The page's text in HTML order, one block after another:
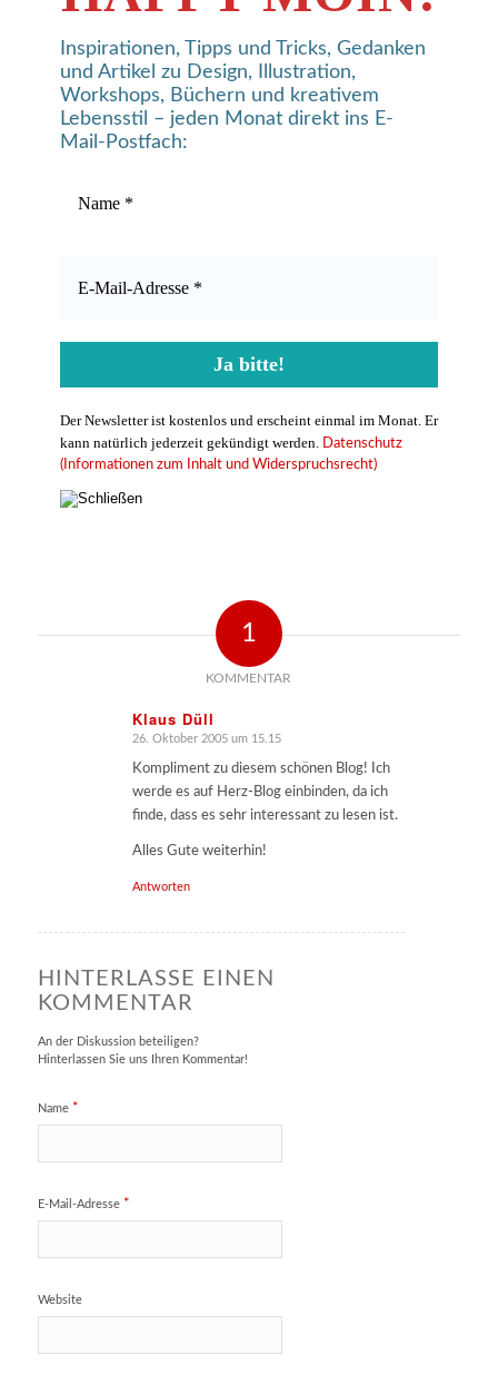
Inspirationen, Tipps und Tricks, Gedanken
und Artikel zu Design, Illustration,
Workshops, Büchern und kreativem
Lebensstil – jeden Monat direkt ins E-
Mail-Postfach:
Der Newsletter ist kostenlos und erscheint einmal im Monat. Er
kann natürlich jederzeit gekündigt werden.
Datenschutz
(Informationen zum Inhalt und Widerspruchsrecht)
1
KOMMENTAR
Klaus Düll
sagte:
26. Oktober 2005 um 15.15
Kompliment zu diesem schönen Blog! Ich
werde es auf Herz-Blog einbinden, da ich
finde, dass es sehr interessant zu lesen ist.
Alles Gute weiterhin!
Antworten
HINTERLASSE EINEN
KOMMENTAR
An der Diskussion beteiligen?
Hinterlassen Sie uns Ihren Kommentar!
Name *
E-Mail-Adresse *
Website